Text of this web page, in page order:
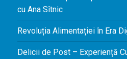
cu Ana Sîtnic
Revoluția Alimentației în Era
Delicii de Post – Experiență